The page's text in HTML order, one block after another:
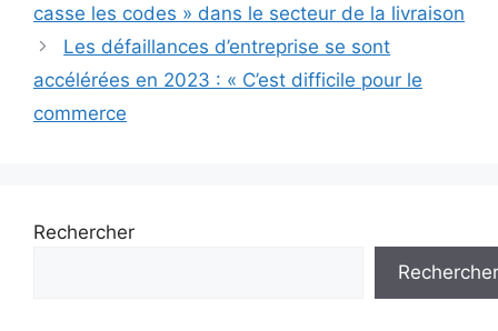
casse les codes » dans le secteur de la livraison
Les défaillances d’entreprise se sont
accélérées en 2023 : « C’est difficile pour le
commerce
Rechercher
Rechercher